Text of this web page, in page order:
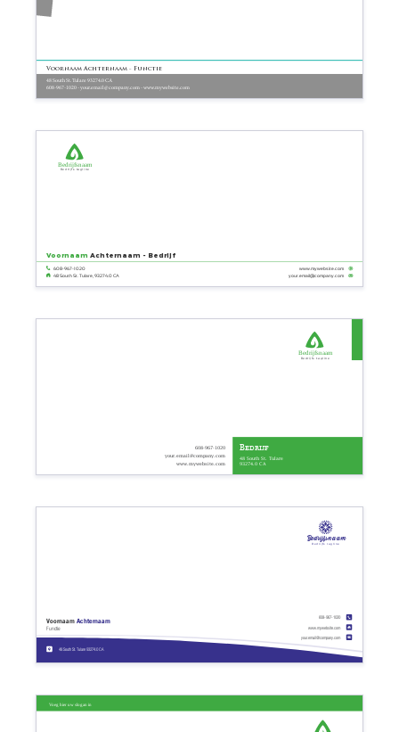
608-967-1020 - your.email@company.com - www.mywebsite.com
Voornaam Achternaam - Functie
48 South St. Tulare 93274.0 CA
www.mywebsite.com
your.email@company.com
Voornaam Achternaam - Bedrijf
608-967-1020
48 South St. Tulare, 93274.0 CA
Bedrijfsnaam
Bedrijfs tagline
48 South St. Tulare
93274.0 CA
608-967-1020
www.mywebsite.com
your.email@company.com
Bedrijf
Bedrijfsnaam
Bedrijfs tagline
48 South St. Tulare 93274.0 CA
your.email@company.com
608-967-1020
www.mywebsite.com
Functie
Voornaam Achternaam
Bedrijfsnaam
Bedrijfs tagline
Voeg hier uw slogan in